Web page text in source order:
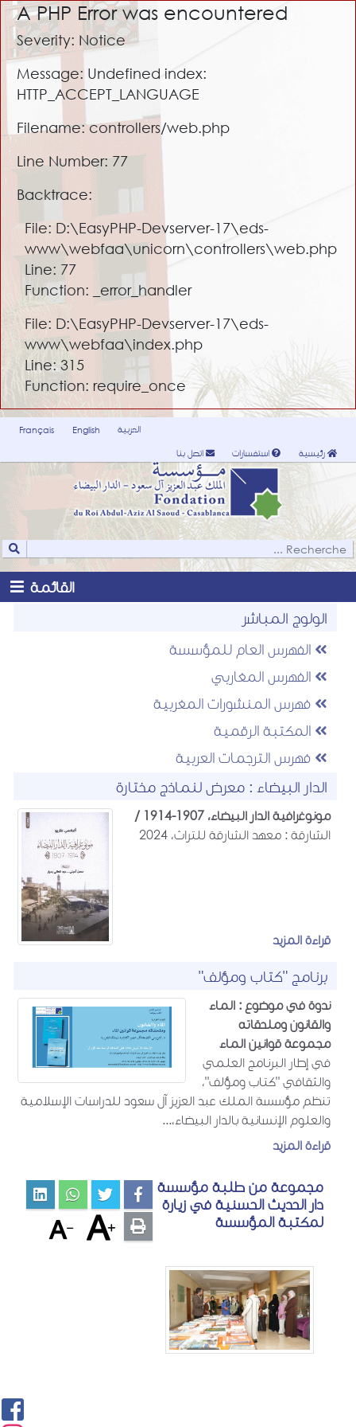
A PHP Error was encountered
Severity: Notice
Message: Undefined index:
HTTP_ACCEPT_LANGUAGE
Filename: controllers/web.php
Line Number: 77
Backtrace:
File: D:\EasyPHP-Devserver-17\eds-
www\webfaa\unicorn\controllers\web.php
Line: 77
Function: _error_handler
File: D:\EasyPHP-Devserver-17\eds-
www\webfaa\index.php
Line: 315
Function: require_once
Français English
العربية
رئيسية
استفسارات اتصل بنا
القائمة
الولوج المباشر
الفهرس العام للمؤسسة
الفهرس المغاربي
فهرس المنشورات المغربية
المكتبة الرقمية
فهرس الترجمات العربية
الدار البيضاء : معرض لنماذج مختارة
مونوغرافية الدار البيضاء، 1907-1914 /
الشارقة : معهد الشارقة للتراث، 2024
قراءة المزيد
برنامج "كتاب ومؤلف"
ندوة في موضوع : الماء
والقانون وملحقاته
مجموعة قوانين الماء
في إطار البرنامج العلمي
والثقافي "كتاب ومؤلف"،
تنظم مؤسسة الملك عبد العزيز آل سعود للدراسات الإسلامية
والعلوم الإنسانية بالدار البيضاء،...
قراءة المزيد
مجموعة من طلبة مؤسسة
دار الحديث الحسنية في زيارة
لمكتبة المؤسسة